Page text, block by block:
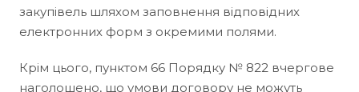
закупівель шляхом заповнення відповідних
електронних форм з окремими полями.
Крім цього, пунктом 66 Порядку № 822 вчергове
наголошено, що умови договору не можуть